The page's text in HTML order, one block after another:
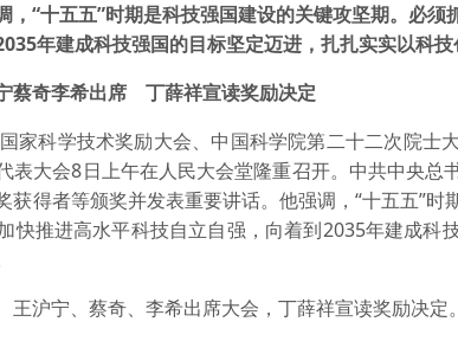
，“十五五”时期是科技强国建设的关键攻坚期。必
年建成科技强国的目标坚定迈进，扎扎实实以科
蔡奇李希出席 丁薛祥宣读奖励决定
学技术奖励大会、中国科学院第二十二次院士
表大会8日上午在人民大会堂隆重召开。中共中央总
获得者等颁奖并发表重要讲话。他强调，“十五五”
快推进高水平科技自立自强，向着到2035年建成科
沪宁、蔡奇、李希出席大会，丁薛祥宣读奖励决定。